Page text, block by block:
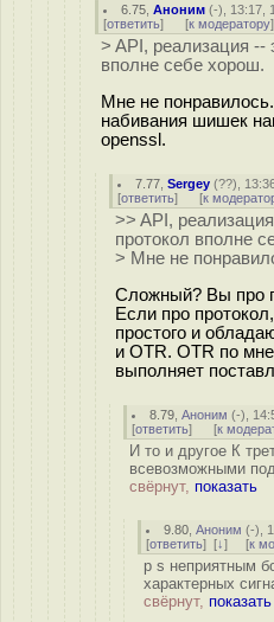
6.75 ,Аноним (-), 13:17,
[ответить] [к модератору]
> API, реализация --
вполне себе хорош.
Мне не
набивания шишек
openssl.
7.77 ,Sergey (??),
[ответить] [к
>> API,
протокол вполне
> Мне не
Сложный? Вы про
Если про
простого и
и OTR. OTR по
выполняет
8.79 ,Аноним (-),
[ответить] [к
И то и другое К
всевозможными
свёрнут, показать
9.80 ,Аноним (-),
[ответить] [↓] [к
p s неприятным
характерных
свёрнут, показать